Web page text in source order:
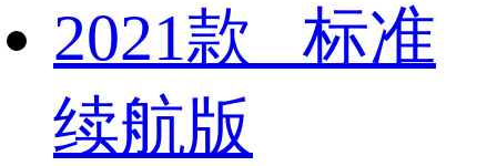
2021款 标准
续航版